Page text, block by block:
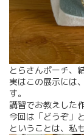
とらさんポーチ、
実はこの展示には
す。
講習でお教えした
今回は「どうぞ」
ということは、私